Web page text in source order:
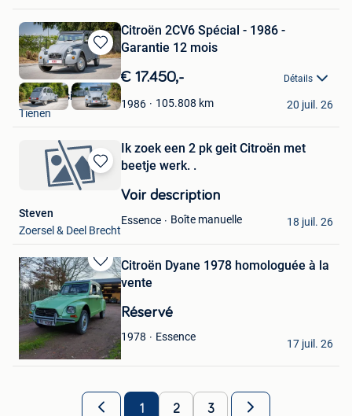
Sauvegarder
dans
Mes
Favoris
Citroën 2CV6 Spécial - 1986 -
Garantie 12 mois
€ 17.450,- Détails
1986 105.808 km
CQS Classics
Tienen
20 juil. 26
Sauvegarder
Ik zoek een 2 pk geit Citroën met
beetje werk. .
Voir description
Essence Boîte manuelle
Steven
Zoersel & Deel Brecht
18 juil. 26
Sauvegarder
dans
Mes
Favoris
Citroën Dyane 1978 homologuée à la
vente
Réservé
1978 Essence
Citroenstory
Waregem
17 juil. 26
1 2 3